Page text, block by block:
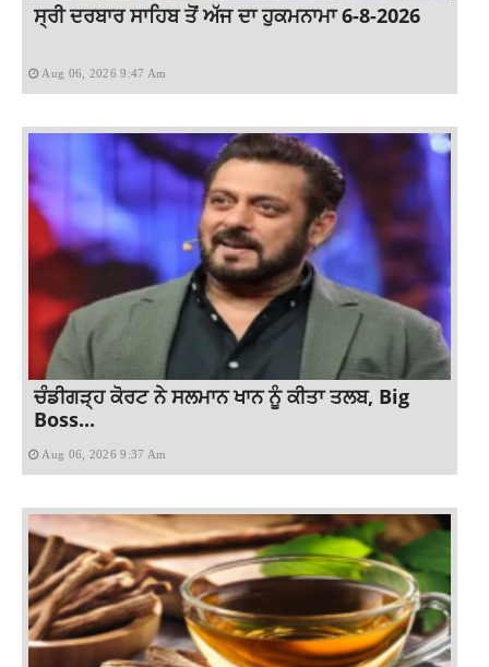
ਸ੍ਰੀ ਦਰਬਾਰ ਸਾਹਿਬ ਤੋਂ ਅੱਜ ਦਾ ਹੁਕਮਨਾਮਾ 6-8-2026
Aug 06, 2026 9:47 Am
ਚੰਡੀਗੜ੍ਹ ਕੋਰਟ ਨੇ ਸਲਮਾਨ ਖਾਨ ਨੂੰ ਕੀਤਾ ਤਲਬ, Big
Boss...
Aug 06, 2026 9:37 Am